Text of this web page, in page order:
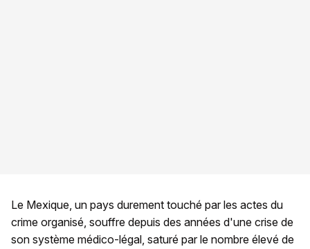
Le Mexique, un pays durement touché par les actes du
crime organisé, souffre depuis des années d'une crise de
son système médico-légal, saturé par le nombre élevé de